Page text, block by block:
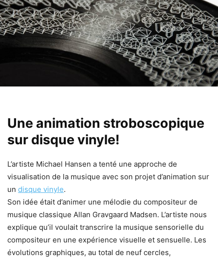
Une animation stroboscopique
sur disque vinyle!
L’artiste Michael Hansen a tenté une approche de
visualisation de la musique avec son projet d’animation sur
un disque vinyle.
Son idée était d’animer une mélodie du compositeur de
musique classique Allan Gravgaard Madsen. L’artiste nous
explique qu’il voulait transcrire la musique sensorielle du
compositeur en une expérience visuelle et sensuelle. Les
évolutions graphiques, au total de neuf cercles,